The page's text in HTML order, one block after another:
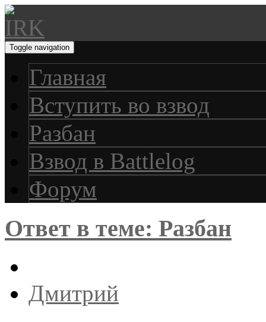
Toggle navigation
Главная
Вступить во взвод
Разбан
Взвод в Battlelog
Форум
Ответ в теме: Разбан
Дмитрий